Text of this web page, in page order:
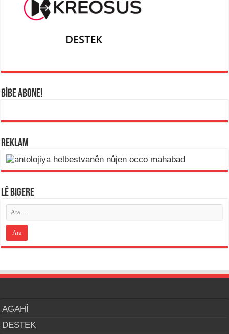
BİBE ABONE!
REKLAM
LÊ BIGERE
AGAHÎ
DESTEK